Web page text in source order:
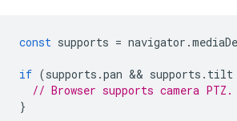
const supports = navigator .
if (supports .pan && supports . tilt
// Browser supports camera PTZ.
}